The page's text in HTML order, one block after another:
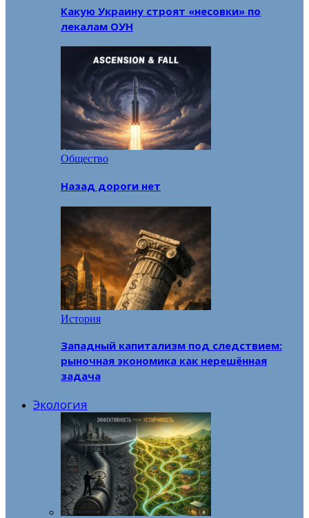
Какую Украину строят «несовки» по
лекалам ОУН
Общество
Назад дороги нет
История
Западный капитализм под следствием:
рыночная экономика как нерешённая
задача
Экология